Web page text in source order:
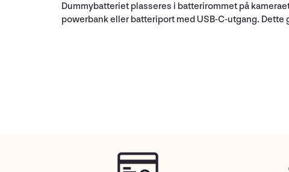
Dummybatteriet plasseres i batterirommet på
powerbank eller batteriport med USB-C-utgang.